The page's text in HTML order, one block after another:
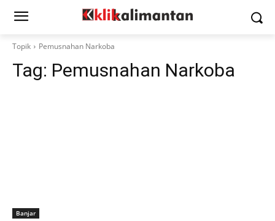
Topik Pemusnahan Narkoba
Tag: Pemusnahan Narkoba
Banjar